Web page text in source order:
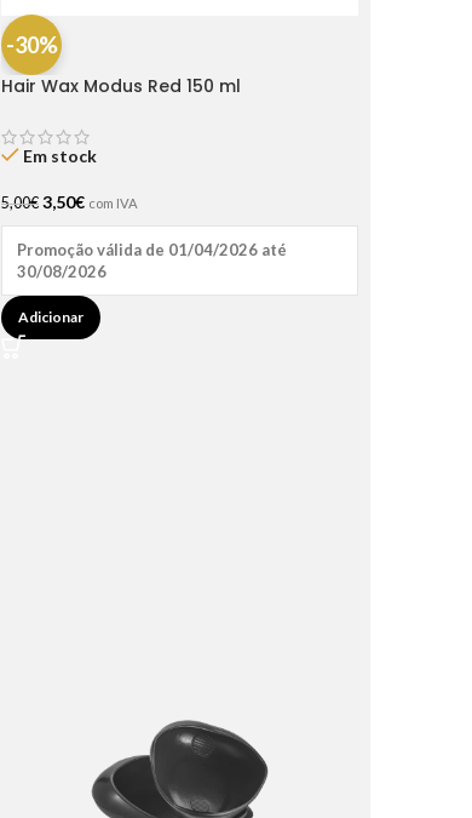
-30%
Hair Wax Modus Red 150 ml
Em stock
5,00€ 3,50€ com IVA
Promoção válida de 01/04/2026 até
30/08/2026
Adicionar